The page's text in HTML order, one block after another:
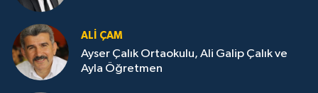
ALI ÇAM
Ayser Çalık Ortaokulu, Ali Galip Çalık ve
Ayla Öğretmen